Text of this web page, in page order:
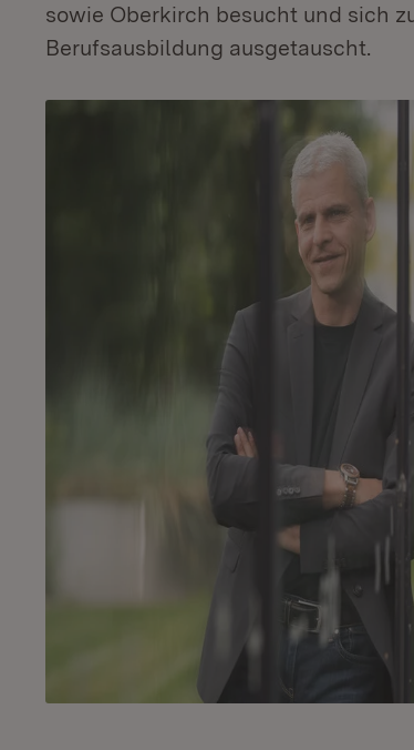
sowie Oberkirch besucht und sich
Berufsausbildung ausgetauscht.